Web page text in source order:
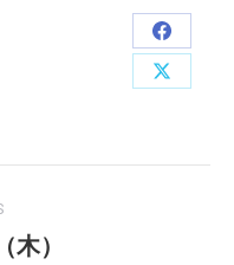
Share
on
Share
木）